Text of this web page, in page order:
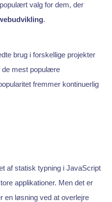
valg for dem, der
.
brug i forskellige projekter
de mest populære
fremmer kontinuerlig
af statisk typning i JavaScript
applikationer. Men det er
en løsning ved at overlejre